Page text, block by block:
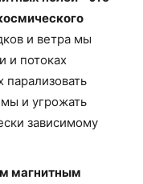
и ветра мы
и потоках
и угрожать
зависимому
магнитным